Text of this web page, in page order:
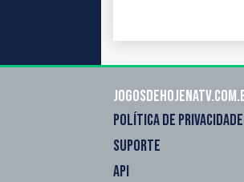
POLÍTICA DE PRIVACIDADE
SUPORTE
API